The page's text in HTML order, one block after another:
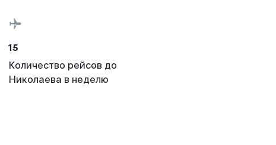
15
Количество рейсов до
Николаева в неделю